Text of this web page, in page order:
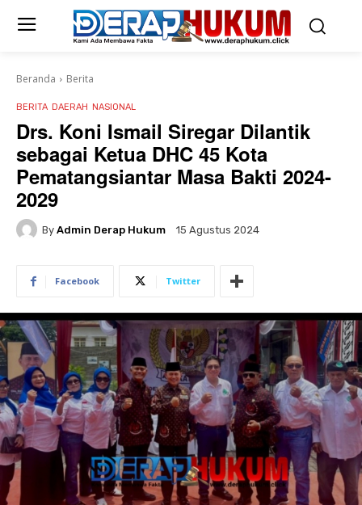
Beranda Berita
BERITA DAERAH NASIONAL
Drs. Koni Ismail Siregar Dilantik
sebagai Ketua DHC 45 Kota
Pematangsiantar Masa Bakti 2024-
2029
By Admin Derap Hukum 15 Agustus 2024
Facebook Twitter